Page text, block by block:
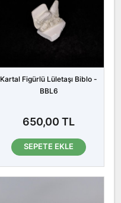
Kartal Figürlü Lületaşı Biblo -
BBL6
650,00 TL
SEPETE EKLE